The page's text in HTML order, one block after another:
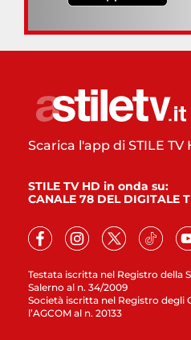
Testata iscritta nel Registro della
Salerno al n. 34/2009
Società iscritta nel Registro degli
l’AGCOM al n. 20133
Scarica l'app di STILE TV
STILE TV HD in onda su:
CANALE 78 DEL DIGITALE